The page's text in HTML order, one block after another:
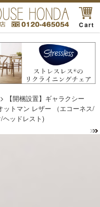
Cart
> 【開梱設置】ギャラクシー
トマン レザー （エコーネス/
ヘッドレスト)